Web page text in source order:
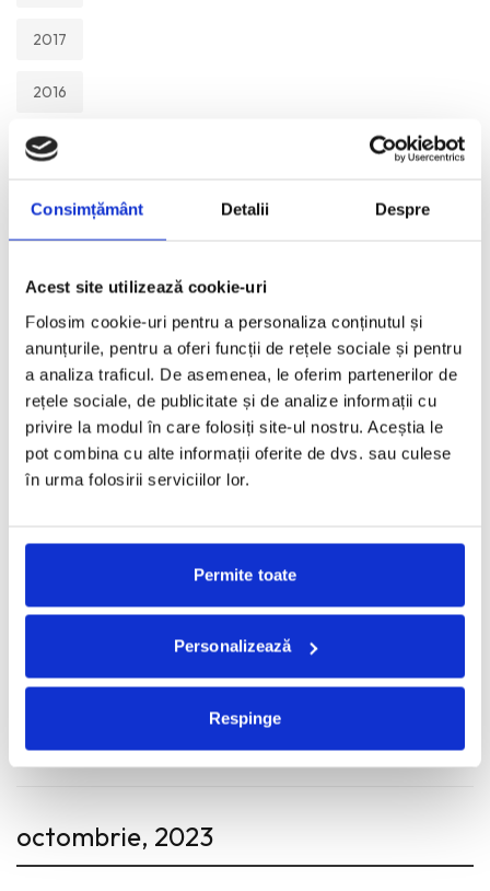
Consimțământ Detalii Despre
Acest site utilizează cookie-uri
Folosim cookie-uri pentru a personaliza conținutul și
anunțurile, pentru a oferi funcții de rețele sociale și pentru
a analiza traficul. De asemenea, le oferim partenerilor de
rețele sociale, de publicitate și de analize informații cu
privire la modul în care folosiți site-ul nostru. Aceștia le
pot combina cu alte informații oferite de dvs. sau culese
în urma folosirii serviciilor lor.
Permite toate
Personalizează
Respinge
2017
2016
2015
2011
2010
2009
martie, 2026
Tunsoarea bob. Interpretarile care o pastreaza
mereu in trend.
octombrie, 2023